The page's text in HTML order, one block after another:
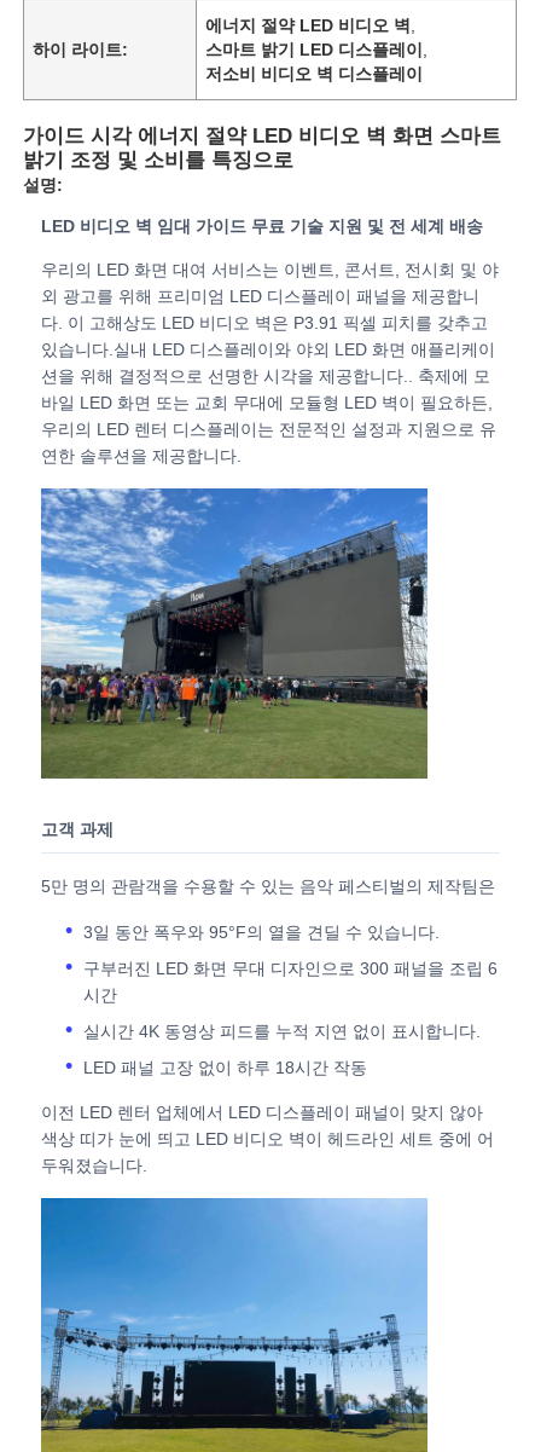
제품
비디오
VR 쇼
회사 소개
공장 견학
품질 관리
문의하기
뉴스
사례
견적 요청
LED 디스플레이 화면
연주회는 스크린을 이끌었습니다
COB LED 비디오 월
투명한 LED 디스플레이
하이 라이트:
에너지 절약 LED 비디오 벽
스마트 밝기 LED 디스플레이
저소비 비디오 벽 디스플레이
가이드 시각 에너지 절약 LED 비디오 벽 화면 스마트
밝기 조정 및 소비를 특징으로
설명:
LED 비디오 벽 임대 가이드 무료 기술 지원 및 전 세계 배송
우리의 LED 화면 대여 서비스는 이벤트, 콘서트, 전시회 및 야
외 광고를 위해 프리미엄 LED 디스플레이 패널을 제공합니
다. 이 고해상도 LED 비디오 벽은 P3.91 픽셀 피치를 갖추고
있습니다.실내 LED 디스플레이와 야외 LED 화면 애플리케이
션을 위해 결정적으로 선명한 시각을 제공합니다.. 축제에 모
바일 LED 화면 또는 교회 무대에 모듈형 LED 벽이 필요하든,
우리의 LED 렌터 디스플레이는 전문적인 설정과 지원으로 유
연한 솔루션을 제공합니다.
고객 과제
5만 명의 관람객을 수용할 수 있는 음악 페스티벌의 제작팀은
3일 동안 폭우와 95°F의 열을 견딜 수 있습니다.
구부러진 LED 화면 무대 디자인으로 300 패널을 조립 6
시간
실시간 4K 동영상 피드를 누적 지연 없이 표시합니다.
LED 패널 고장 없이 하루 18시간 작동
이전 LED 렌터 업체에서 LED 디스플레이 패널이 맞지 않아
색상 띠가 눈에 띄고 LED 비디오 벽이 헤드라인 세트 중에 어
두워졌습니다.